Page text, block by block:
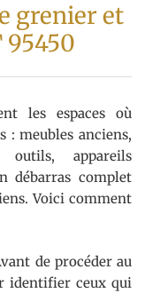
grenier et
95450
les espaces où
: meubles anciens,
appareils
débarras complet
Voici comment
de procéder au
identifier ceux qui